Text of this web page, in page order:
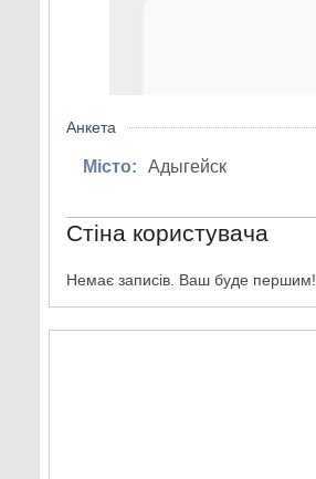
Анкета
Місто: Адыгейск
Стіна користувача
Немає записів. Ваш буде першим!